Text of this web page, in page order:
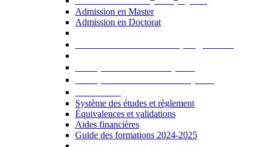
Admission en Master
Admission en Doctorat
Système des études et règlement
Équivalences et validations
Aides financières
Guide des formations 2024-2025